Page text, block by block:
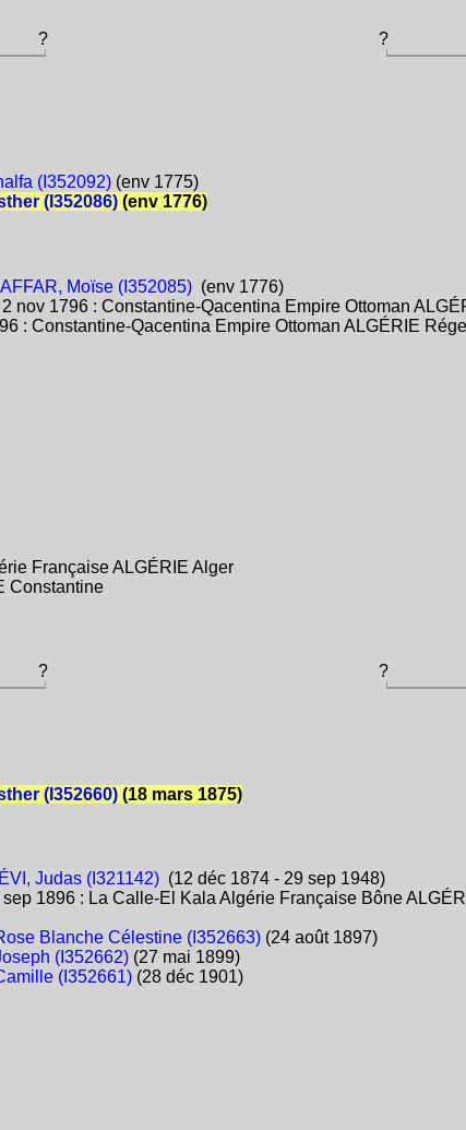
?
?
(I352092) (env 1775)
(I352086) (env 1776)
Moïse (I352085) (env 1776)
2 nov 1796 : Constantine-Qacentina Empire Ottoman
: Constantine-Qacentina Empire Ottoman ALGÉRIE
Française ALGÉRIE Alger
Constantine
?
?
(I352660) (18 mars 1875)
Judas (I321142) (12 déc 1874 - 29 sep 1948)
sep 1896 : La Calle-El Kala Algérie Française Bône
Blanche Célestine (I352663) (24 août 1897)
(I352662) (27 mai 1899)
(I352661) (28 déc 1901)